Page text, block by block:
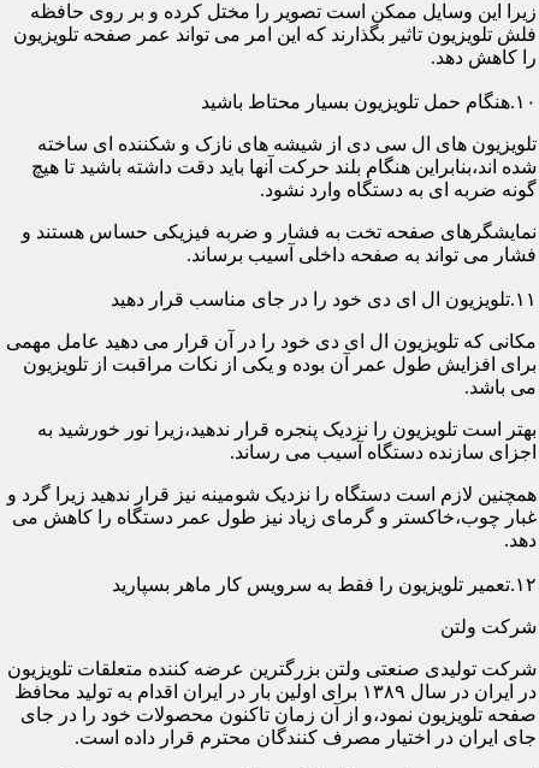
زیرا این وسایل ممکن است تصویر را مختل کرده و بر روی حافظه
فلش تلویزیون تاثیر بگذارند که این امر می تواند عمر صفحه تلویزیون
را کاهش دهد.
۱۰.هنگام حمل تلویزیون بسیار محتاط باشید
تلویزیون های ال سی دی از شیشه های نازک و شکننده ای ساخته
شده اند،بنابراین هنگام بلند حرکت آنها باید دقت داشته باشید تا هیچ
گونه ضربه ای به دستگاه وارد نشود.
نمایشگرهای صفحه تخت به فشار و ضربه فیزیکی حساس هستند و
فشار می تواند به صفحه داخلی آسیب برساند.
۱۱.تلویزیون ال ای دی خود را در جای مناسب قرار دهید
مکانی که تلویزیون ال ای دی خود را در آن قرار می دهید عامل مهمی
برای افزایش طول عمر آن بوده و یکی از نکات مراقبت از تلویزیون
می باشد.
بهتر است تلویزیون را نزدیک پنجره قرار ندهید،زیرا نور خورشید به
اجزای سازنده دستگاه آسیب می رساند.
همچنین لازم است دستگاه را نزدیک شومینه نیز قرار ندهید زیرا گرد و
غبار چوب،خاکستر و گرمای زیاد نیز طول عمر دستگاه را کاهش می
دهد.
۱۲.تعمیر تلویزیون را فقط به سرویس کار ماهر بسپارید
شرکت ولتن
شرکت تولیدی صنعتی ولتن بزرگترین عرضه کننده متعلقات تلویزیون
در ایران در سال ۱۳۸۹ برای اولین بار در ایران اقدام به تولید محافظ
صفحه تلویزیون نمود،و از آن زمان تاکنون محصولات خود را در جای
جای ایران در اختیار مصرف کنندگان محترم قرار داده است.